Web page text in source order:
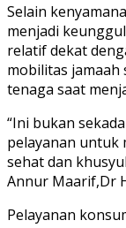
Selain
menjadi
relatif dekat
mobilitas
tenaga saat
“Ini bukan
pelayanan untuk
sehat dan
Annur Maarif,Dr
Pelayanan